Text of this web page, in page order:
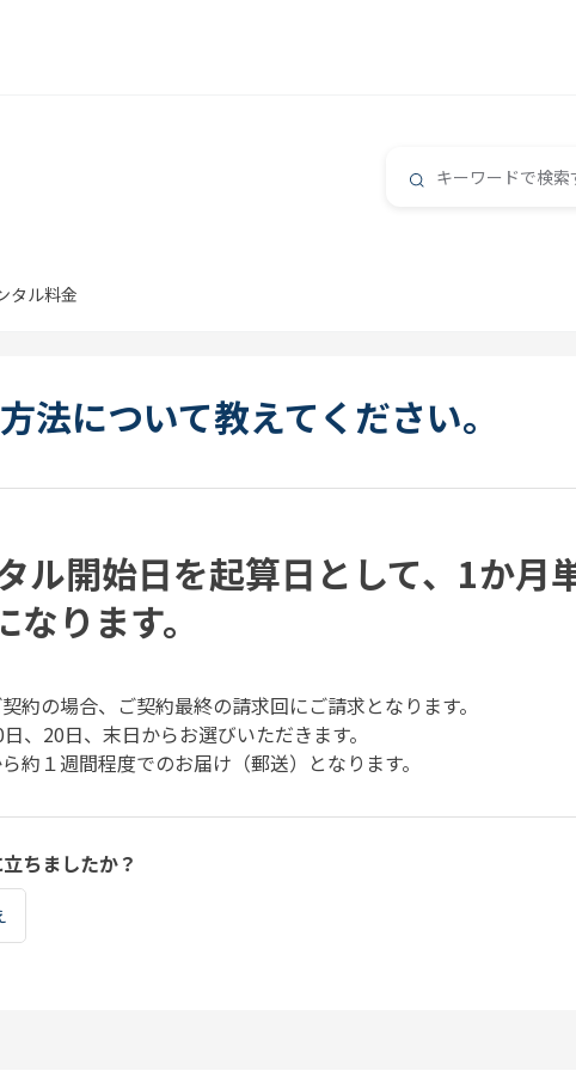
タル料金
法について教えてください。
ル開始日を起算日として、1か月
なります。
約の場合、ご契約最終の請求回にご請求となります。
、20日、末日からお選びいただきます。
約１週間程度でのお届け（郵送）となります。
ちましたか？